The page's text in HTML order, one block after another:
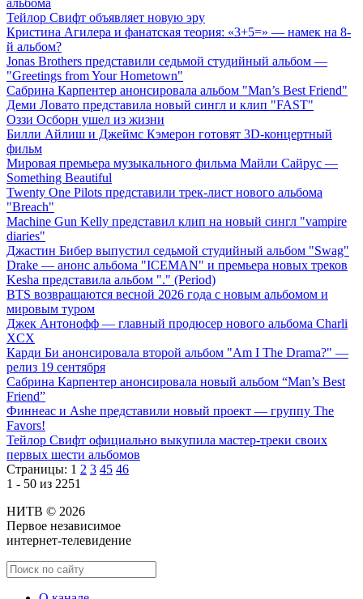
альбома
Тейлор Свифт объявляет новую эру
Кристина Агилера и фанатская теория: «3+5=» — намек на 8-
й альбом?
Jonas Brothers представили седьмой студийный альбом —
"Greetings from Your Hometown"
Сабрина Карпентер анонсировала альбом "Man’s Best Friend"
Деми Ловато представила новый сингл и клип "FAST"
Оззи Осборн ушел из жизни
Билли Айлиш и Джеймс Кэмерон готовят 3D-концертный
фильм
Мировая премьера музыкального фильма Майли Сайрус —
Something Beautiful
Twenty One Pilots представили трек-лист нового альбома
"Breach"
Machine Gun Kelly представил клип на новый сингл "vampire
diaries"
Джастин Бибер выпустил седьмой студийный альбом "Swag"
Drake — анонс альбома "ICEMAN" и премьера новых треков
Kesha представила альбом "." (Period)
BTS возвращаются весной 2026 года с новым альбомом и
мировым туром
Джек Антонофф — главный продюсер нового альбома Charli
XCX
Карди Би анонсировала второй альбом "Am I The Drama?" —
релиз 19 сентября
Сабрина Карпентер анонсировала новый альбом “Man’s Best
Friend”
Финнеас и Ashe представили новый проект — группу The
Favors!
Тейлор Свифт официально выкупила мастер-треки своих
первых шести альбомов
Страницы: 1 2 3 45 46
1 - 50 из 2251
НИТВ © 2026
Первое независимое
интернет-телевидение